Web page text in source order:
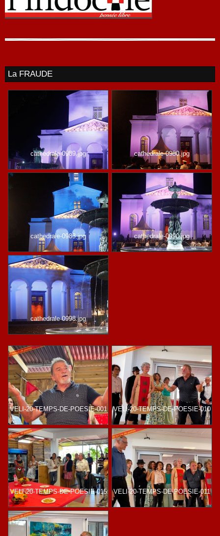
La FRAUDE
cathedrale-0989.jpg cathedrale-0980.jpg
cathedrale-0983.jpg cathedrale-0990.jpg
cathedrale-0998.jpg
VELI-20-TEMPS-DE-POESIE-001 VELI-20-TEMPS-DE-POESIE-010
VELI-20-TEMPS-DE-POESIE-015 VELI-20-TEMPS-DE-POESIE-011